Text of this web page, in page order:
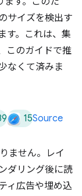
サイズを検出す
す。これは、集
このガイドで推
なくて済みま
15Source
ません。レイ
ダリング後に読
ィ広告や埋め込